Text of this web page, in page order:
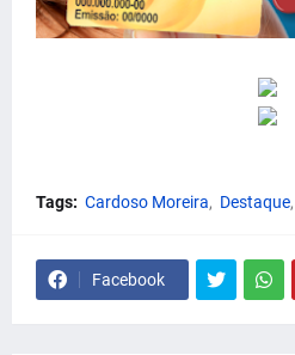
Tags: Cardoso Moreira Destaque
Facebook